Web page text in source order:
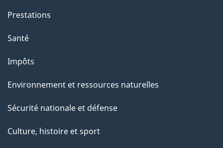
"
Prestations
Santé
Impôts
Environnement et ressources naturelles
Sécurité nationale et défense
Culture, histoire et sport